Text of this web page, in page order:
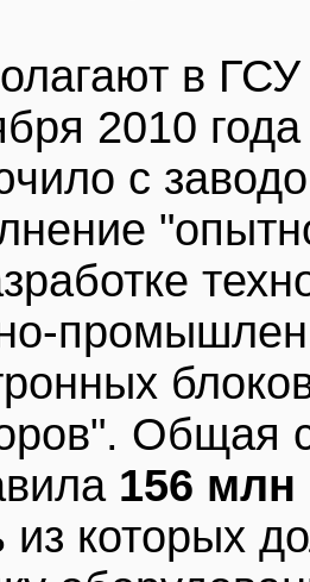
в
2010
с
Общая
156 млн
из которых